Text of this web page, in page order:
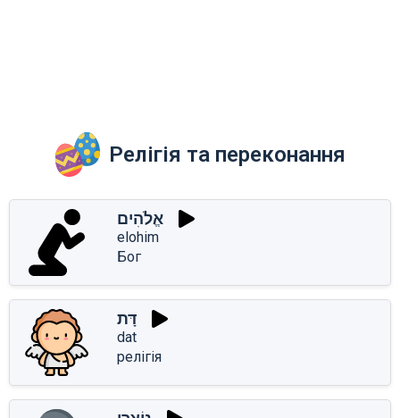
Релігія та переконання
אֱלֹהִים
elohim
Бог
דָּת
dat
релігія